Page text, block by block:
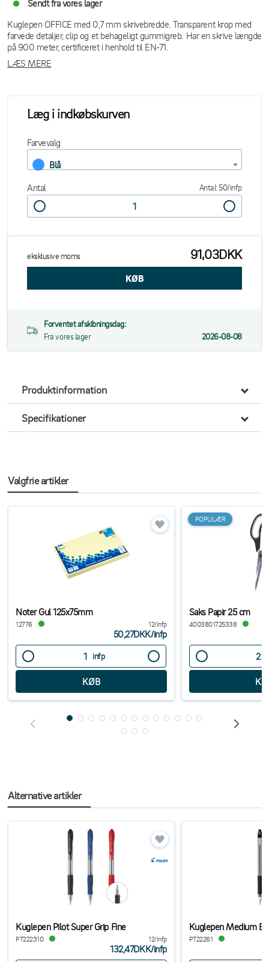
Sendt fra vores lager
Kuglepen OFFICE med 0,7 mm skrivebredde. Transparent krop med
farvede detaljer, clip og et behageligt gummigreb. Har en skrive længde
på 900 meter, certificeret i henhold til EN-71.
LÆS MERE
Læg i indkøbskurven
Farvevalg
Blå
Antal
Antal: 50/infp
eksklusive moms 91,03DKK
Forventet afskibningsdag:
Fra vores lager
2026-08-08
Produktinformation
Specifikationer
Valgfrie artikler
Noter Gul 125x75mm
12776 12/infp
50,27DKK/infp
infp
POPULÆR
Saks Papir 25 cm
4003801725338
Alternative artikler
Kuglepen Pilot Super Grip Fine
PT222310 12/infp
132,47DKK/infp
Kuglepen Medium
PT22261